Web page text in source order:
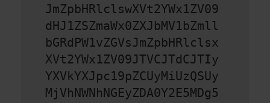
JmZpbHRlclswXVt2YWx1ZV09
dHJ1ZSZmaWx0ZXJbMV1bZmll
bGRdPW1vZGVsJmZpbHRlclsx
XVt2YWx1ZV09JTVCJTdCJTIy
YXVkYXJpc19pZCUyMiUzQSUy
MjVhNWNhNGEyZDA0Y2E5MDg5